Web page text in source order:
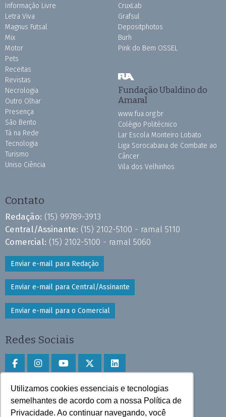
Utilizamos cookies essenciais e tecnologias
semelhantes de acordo com a nossa Política de
Privacidade. Ao continuar navegando, você
Informação Livre
Letra Viva
Magnus Futsal
Mix
Motor
Pets
Receitas
Revistas
Necrologia
Outro Olhar
Presença
São Bento
Tá na Rede
Tecnologia
Turismo
Uniso Ciência
CruxLab
Grafsul
Depositphotos
Burh
Pink do Bem OSSEL
Fundação Ubaldino do
Amaral
www.fua.org.br
Colégio Politécnico
Lar Escola Monteiro Lobato
Liga Sorocabana de Combate ao
Câncer
Vila dos Velhinhos
Contato
Redação: (15) 99789-3913
Central/Assinante: (15) 2102-5100 - ramal 5110
Comercial: (15) 2102-5100 - ramal 5060
Enviar e-mail para Redação
Enviar e-mail para Central/Assinante
Enviar e-mail para o Comercial
Redes Sociais
Faça download do aplicativo
Play Store e App Store